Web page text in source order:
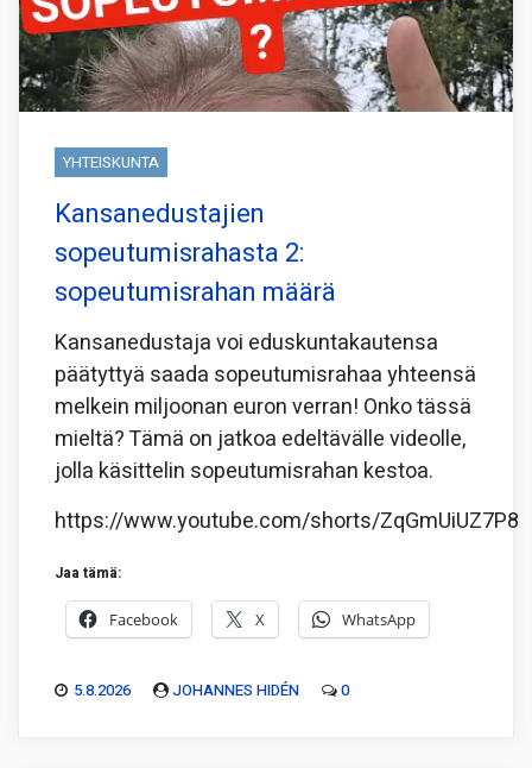
YHTEISKUNTA
Kansanedustajien
sopeutumisrahasta 2:
sopeutumisrahan määrä
Kansanedustaja voi eduskuntakautensa
päätyttyä saada sopeutumisrahaa yhteensä
melkein miljoonan euron verran! Onko tässä
mieltä? Tämä on jatkoa edeltävälle videolle,
jolla käsittelin sopeutumisrahan kestoa.
https://www.youtube.com/shorts/ZqGmUiUZ7P8
Jaa tämä:
Facebook X WhatsApp
5.8.2026 JOHANNES HIDÉN 0